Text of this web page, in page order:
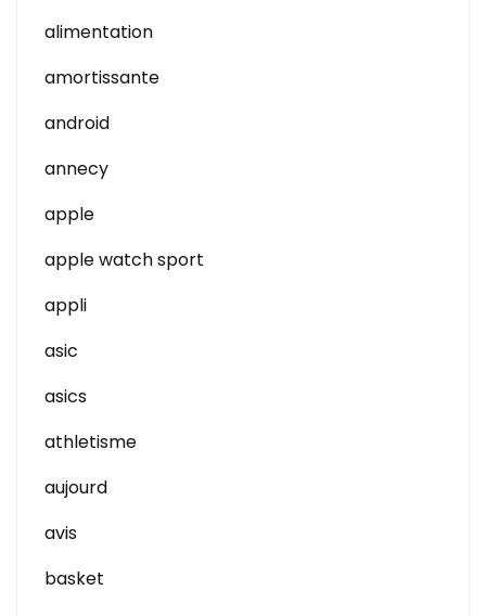
alimentation
amortissante
android
annecy
apple
apple watch sport
appli
asic
asics
athletisme
aujourd
avis
basket